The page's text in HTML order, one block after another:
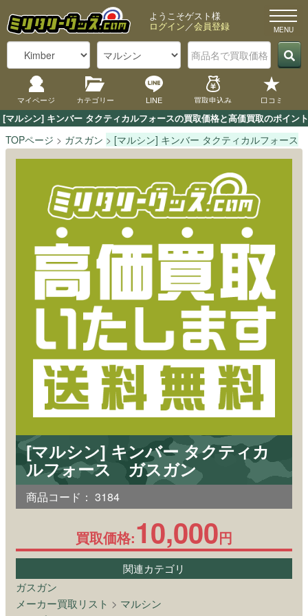
[マルシン] キンバー タクティカルフォースの買取価格と高価買取のポイ
ようこそゲスト様
ログイン／会員登録
マイページ カテゴリー LINE 買取申込み 口コミ
TOPページ ガスガン [マルシン] キンバー タクティカルフォース
[マルシン] キンバー タクティカ
ルフォース ガスガン
商品コード： 3184
買取価格:10,000円
関連カテゴリ
ガスガン
メーカー買取リスト > マルシン